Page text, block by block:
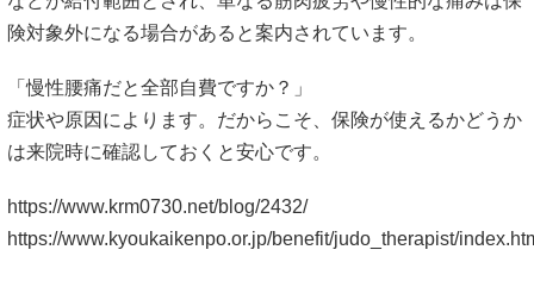
https://www.kyoukaikenpo.or.jp/benefit/judo_therapist/
施術